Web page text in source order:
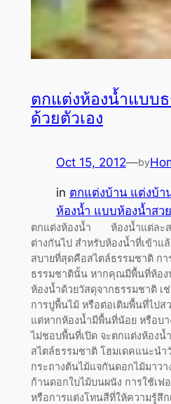
ตกแต่งห้องน้ำแบบ
ด้วยตัวเอง
Oct 15, 2012—by
in ตกแต่งบ้าน แต่งบ้า
ห้องน้ำ แบบห้องน้ำสว
ตกแต่งห้องน้ำ ห้องน้ำแต่ละส
ต่างกันไป สำหรับห้องน้ำที่เข้าแ
สบายที่สุดคือสไตล์ธรรมชาติ กา
ธรรมชาตินั้น หากคุณมีพื้นที่ห้อง
ห้องน้ำด้วยวัสดุจากธรรมชาติ เ
การปูพื้นไม้ หรือต่อเติมพื้นที่ไปส
แต่หากห้องน้ำมีพื้นที่น้อย หรือบ
ไม่ชอบพื้นที่เปิด จะตกแต่งห้องน้
สไตล์ธรรมชาติ โฮมเดคแนะนำ
กระถางต้นไม้แจกันดอกไม้มาว
ก้านดอกใบไม้บนผนัง การใช้เฟ
หรือการแต่งโทนสีที่ให้ความรู้สึ